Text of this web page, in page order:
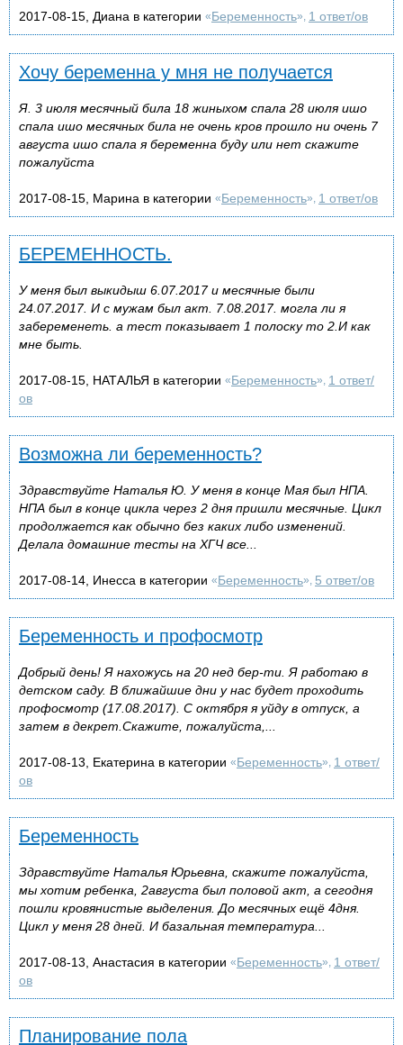
2017-08-15, Диана в категории «Беременность», 1 ответ/ов
Хочу беременна у мня не получается
Я. 3 июля месячный била 18 жиныхом спала 28 июля ишо
спала ишо месячных била не очень кров прошло ни очень 7
августа ишо спала я беременна буду или нет скажите
пожалуйста
2017-08-15, Марина в категории «Беременность», 1 ответ/ов
БЕРЕМЕННОСТЬ.
У меня был выкидыш 6.07.2017 и месячные были
24.07.2017. И с мужам был акт. 7.08.2017. могла ли я
забеременеть. а тест показывает 1 полоску то 2.И как
мне быть.
2017-08-15, НАТАЛЬЯ в категории «Беременность», 1 ответ/
ов
Возможна ли беременность?
Здравствуйте Наталья Ю. У меня в конце Мая был НПА.
НПА был в конце цикла через 2 дня пришли месячные. Цикл
продолжается как обычно без каких либо изменений.
Делала домашние тесты на ХГЧ все...
2017-08-14, Инесса в категории «Беременность», 5 ответ/ов
Беременность и профосмотр
Добрый день! Я нахожусь на 20 нед бер-ти. Я работаю в
детском саду. В ближайшие дни у нас будет проходить
профосмотр (17.08.2017). С октября я уйду в отпуск, а
затем в декрет.Скажите, пожалуйста,...
2017-08-13, Екатерина в категории «Беременность», 1 ответ/
ов
Беременность
Здравствуйте Наталья Юрьевна, скажите пожалуйста,
мы хотим ребенка, 2августа был половой акт, а сегодня
пошли кровянистые выделения. До месячных ещё 4дня.
Цикл у меня 28 дней. И базальная температура...
2017-08-13, Анастасия в категории «Беременность», 1 ответ/
ов
Планирование пола